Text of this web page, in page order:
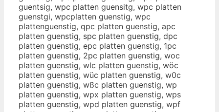
guentsig, wpc platten guensitg, wpc platten
guenstgi, wpcplatten guenstig, wpc
plattenguenstig, qpc platten guenstig, apc
platten guenstig, spc platten guenstig, dpc
platten guenstig, epc platten guenstig, 1pc
platten guenstig, 2pc platten guenstig, woc
platten guenstig, wlc platten guenstig, wöc
platten guenstig, wüc platten guenstig, w0c
platten guenstig, wßc platten guenstig, wp
platten guenstig, wpx platten guenstig, wps
platten guenstig, wpd platten guenstig, wpf